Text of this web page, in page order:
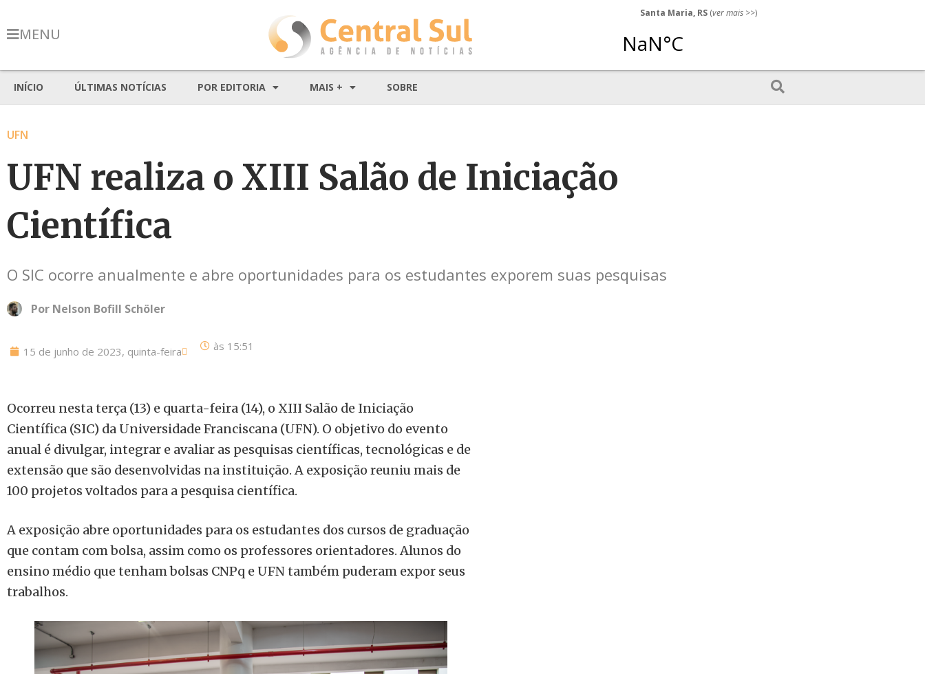
MENU
Santa Maria, RS (ver mais >>)
INÍCIO ÚLTIMAS NOTÍCIAS POR EDITORIA MAIS + SOBRE
UFN
UFN realiza o XIII Salão de Iniciação
Científica
O SIC ocorre anualmente e abre oportunidades para os estudantes exporem suas pesquisas
Por Nelson Bofill Schöler
15 de junho de 2023, quinta-feira às 15:51
Ocorreu nesta terça (13) e quarta-feira (14), o XIII Salão de Iniciação
Científica (SIC) da Universidade Franciscana (UFN). O objetivo do evento
anual é divulgar, integrar e avaliar as pesquisas científicas, tecnológicas e de
extensão que são desenvolvidas na instituição. A exposição reuniu mais de
100 projetos voltados para a pesquisa científica.
A exposição abre oportunidades para os estudantes dos cursos de graduação
que contam com bolsa, assim como os professores orientadores. Alunos do
ensino médio que tenham bolsas CNPq e UFN também puderam expor seus
trabalhos.